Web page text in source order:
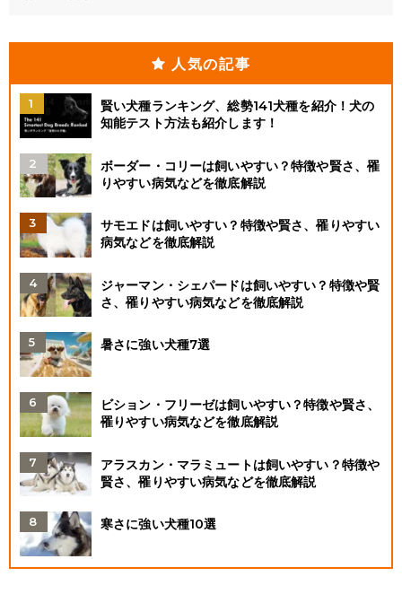
人気の記事
賢い犬種ランキング、総勢141犬種を紹介！犬の
知能テスト方法も紹介します！
ボーダー・コリーは飼いやすい？特徴や賢さ、罹
りやすい病気などを徹底解説
サモエドは飼いやすい？特徴や賢さ、罹りやすい
病気などを徹底解説
ジャーマン・シェパードは飼いやすい？特徴や賢
さ、罹りやすい病気などを徹底解説
暑さに強い犬種7選
ビション・フリーゼは飼いやすい？特徴や賢さ、
罹りやすい病気などを徹底解説
アラスカン・マラミュートは飼いやすい？特徴や
賢さ、罹りやすい病気などを徹底解説
寒さに強い犬種10選